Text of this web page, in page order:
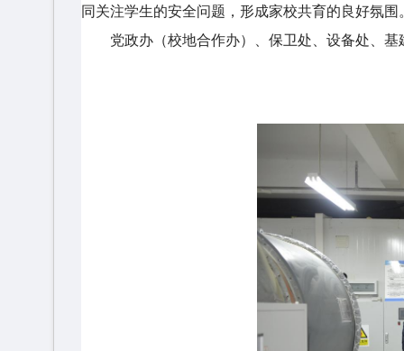
同关注学生的安全问题，形成家校共育的良好氛围
党政办（校地合作办）、保卫处、设备处、